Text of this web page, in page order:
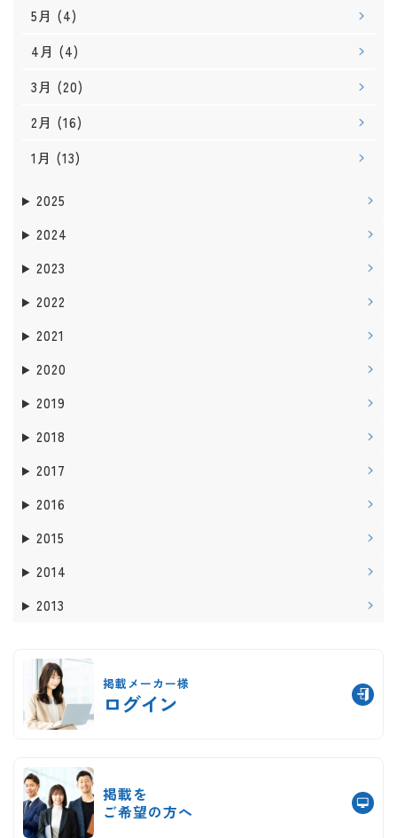
5月 (4)
4月 (4)
3月 (20)
2月 (16)
1月 (13)
2025
2024
2023
2022
2021
2020
2019
2018
2017
2016
2015
2014
2013
掲載メーカー様
ログイン
掲載を
ご希望の方へ